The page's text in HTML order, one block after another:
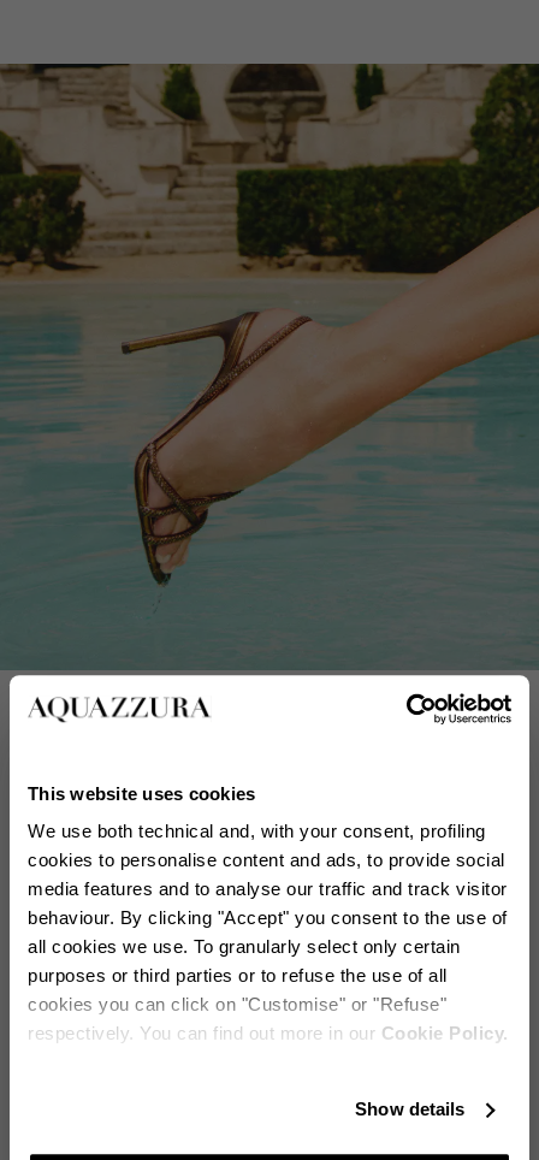
This website uses cookies
We use both technical and, with your consent, profiling
cookies to personalise content and ads, to provide social
media features and to analyse our traffic and track visitor
behaviour. By clicking "Accept" you consent to the use of
all cookies we use. To granularly select only certain
purposes or third parties or to refuse the use of all
cookies you can click on "Customise" or "Refuse"
respectively. You can find out more in our Cookie Policy.
Show details
Sandales Scintillantes
À ne pas manquer